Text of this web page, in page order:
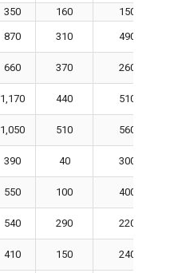
350 160 150
870 310 490
660 370 260
1,170 440 510
1,050 510 560
390 40 300
550 100 400
540 290 220
410 150 240